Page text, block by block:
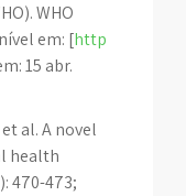
WHO
em: [http
15 abr.
al. A novel
health
470-473;